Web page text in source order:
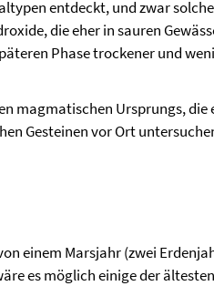
entdeckt, und zwar
die eher in sauren
Phase trockener und
magmatischen Ursprungs,
Gesteinen vor Ort
einem Marsjahr (zwei
es möglich einige der